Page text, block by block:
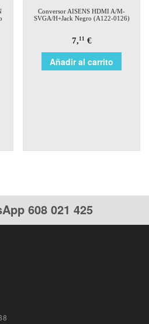
Conversor AISENS HDMI A/M-
SVGA/H+Jack Negro (A122-0126)
7,11 €
Añadir al carrito
608 021 425